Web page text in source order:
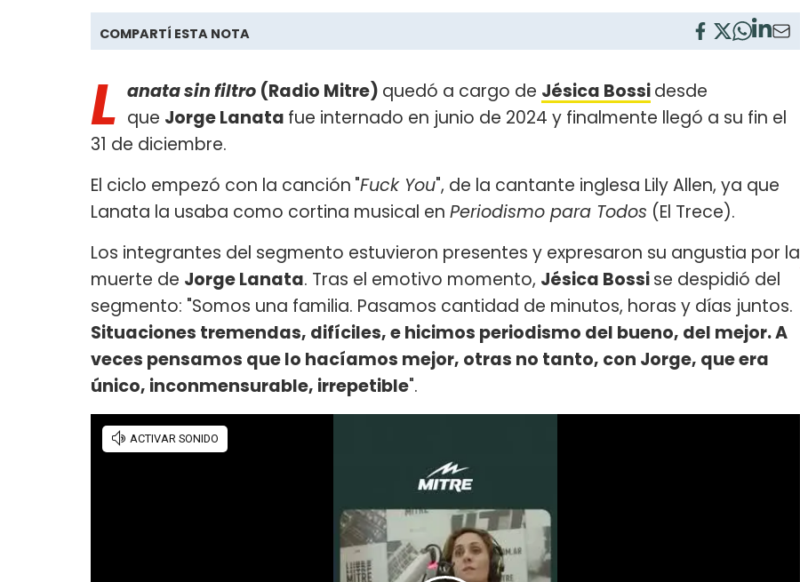
COMPARTÍ ESTA NOTA
L anata sin filtro (Radio Mitre) quedó a cargo de Jésica Bossidesde
que Jorge Lanata fue internado en junio de 2024 y finalmente llegó a su fin el
31 de diciembre.
El ciclo empezó con la canción "Fuck You", de la cantante inglesa Lily Allen, ya que
Lanata la usaba como cortina musical en Periodismo para Todos (El Trece).
Los integrantes del segmento estuvieron presentes y expresaron su angustia por la
muerte de Jorge Lanata. Tras el emotivo momento, Jésica Bossise despidió del
segmento: "Somos una familia. Pasamos cantidad de minutos, horas y días juntos.
Situaciones tremendas, difíciles, e hicimos periodismo del bueno, del mejor. A
veces pensamos que lo hacíamos mejor, otras no tanto, con Jorge, que era
único, inconmensurable, irrepetible".